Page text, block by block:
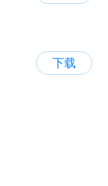
下载